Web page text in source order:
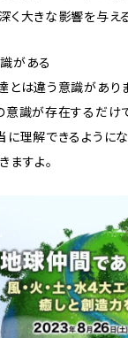
く大きな影響を与え
がある
とは違う意識があり
意識が存在するだけ
に理解できるように
ますよ。